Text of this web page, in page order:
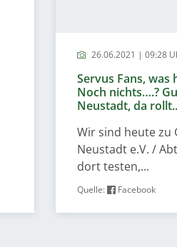
26.06.2021 | 09:28
Servus Fans, was
Noch nichts….?
Neustadt, da
Wir sind heute zu
Neustadt e.V. /
dort testen,...
Quelle: Facebook